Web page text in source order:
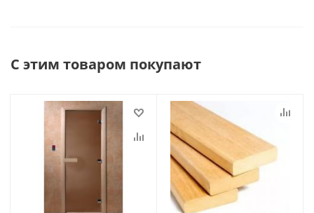
С этим товаром покупают